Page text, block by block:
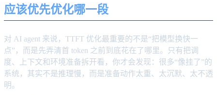
应该优先优化哪一段
对 AI agent 来说，TTFT 优化最重要的不是“把模型换快一
点”，而是先弄清首 token 之前到底花在了哪里。只有把调
度、上下文和环境准备拆开看，你才会发现：很多“像挂了”的
系统，其实不是推理慢，而是准备动作太重、太沉默、太不透
明。